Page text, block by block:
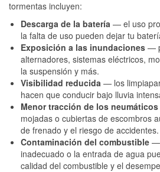
tormentas incluyen:
Descarga de la batería — el uso
la falta de uso pueden dejar tu
Exposición a las inundaciones —
alternadores, sistemas eléctricos,
la suspensión y más.
Visibilidad reducida — los
hacen que conducir bajo lluvia
Menor tracción de los neumáticos
mojadas o cubiertas de escombros
de frenado y el riesgo de accidentes.
Contaminación del combustible —
inadecuado o la entrada de agua
calidad del combustible y el